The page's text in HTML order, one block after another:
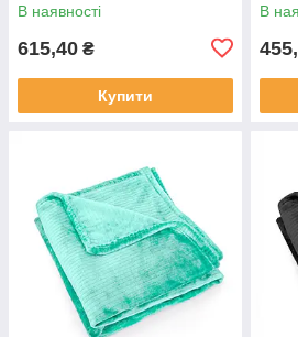
В наявності
615,40 ₴
Купити
В